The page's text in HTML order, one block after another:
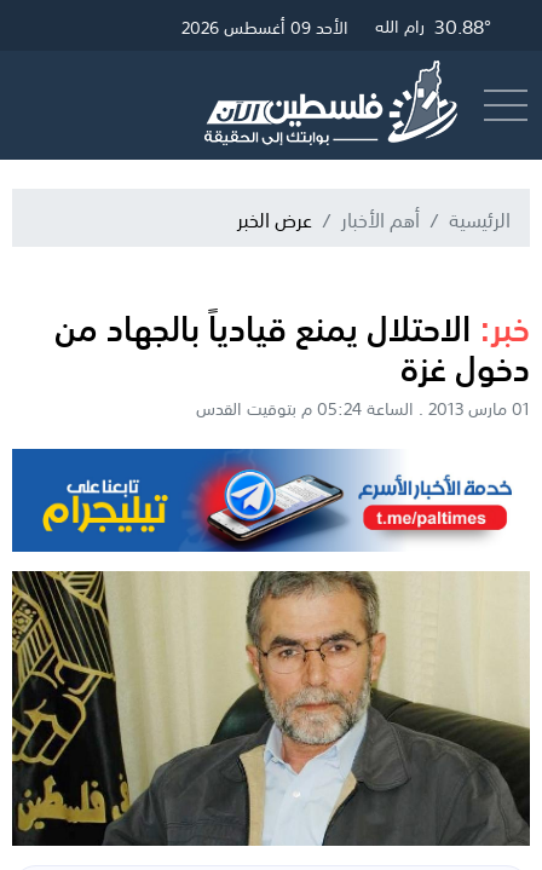
32.34° غزة 30.57° القدس 30.88° رام الله الأحد 09 أغسطس 2026
الرئيسية أهم الأخبار عرض الخبر
خبر: الاحتلال يمنع قيادياً بالجهاد من
دخول غزة
01 مارس 2013 . الساعة 05:24 م بتوقيت القدس